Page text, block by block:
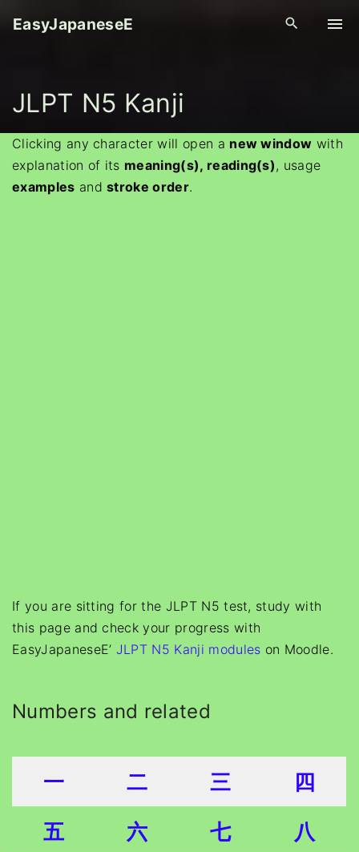
EasyJapaneseE
JLPT N5 Kanji
Clicking any character will open a new window with
explanation of its meaning(s), reading(s), usage
examples andstroke order.
If you are sitting for the JLPT N5 test, study with
this page and check your progress with
EasyJapaneseE’ JLPT N5 Kanji modules on Moodle.
Numbers and related
一 二 三
四
五
六 七
八